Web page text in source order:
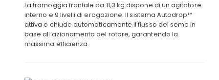
La tramoggia frontale da 11,3 kg dispone di un agitatore
interno e 9 livelli di erogazione. Il sistema Autodrop™
attiva o chiude automaticamente il flusso del seme in
base all’azionamento del rotore, garantendo la
massima efficienza.